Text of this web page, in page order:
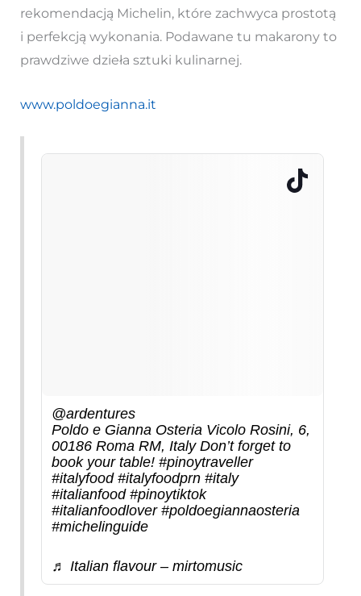
rekomendacją Michelin, które zachwyca prostotą
i perfekcją wykonania. Podawane tu makarony to
prawdziwe dzieła sztuki kulinarnej.
www.poldoegianna.it
@ardentures
Poldo e Gianna Osteria Vicolo Rosini, 6,
00186 Roma RM, Italy Don’t forget to
book your table! #pinoytraveller
#italyfood #italyfoodprn #italy
#italianfood #pinoytiktok
#italianfoodlover #poldoegiannaosteria
#michelinguide
♬ Italian flavour – mirtomusic